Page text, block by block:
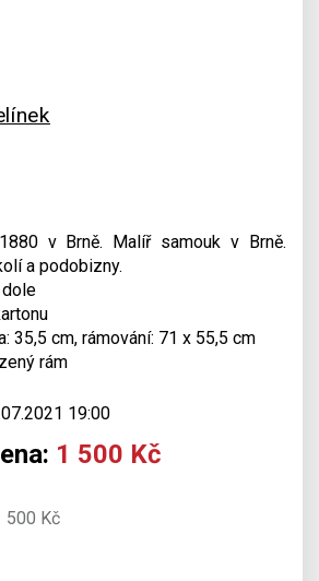
v Brně. Malíř samouk v Brně.
a podobizny.
35,5 cm, rámování: 71 x 55,5 cm
rám
19:00
1 500 Kč
500 Kč